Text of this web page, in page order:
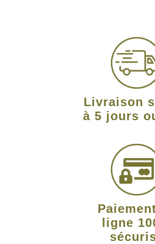
Livraison
à 5 jours
ligne